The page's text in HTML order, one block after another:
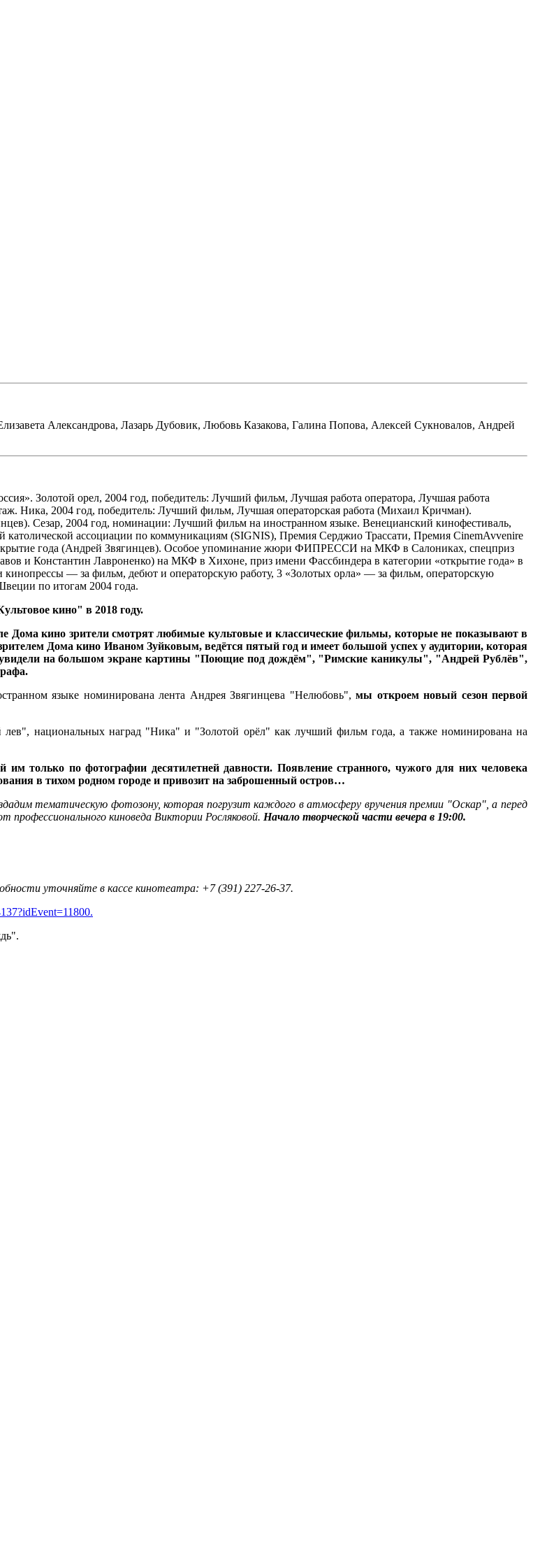
Александрова, Лазарь Дубовик, Любовь Казакова, Галина Попова, Алексей Сукновалов, Андрей
Золотой орел, 2004 год, победитель: Лучший фильм, Лучшая работа оператора, Лучшая работа
Ника, 2004 год, победитель: Лучший фильм, Лучшая операторская работа (Михаил Кричман).
Сезар, 2004 год, номинации: Лучший фильм на иностранном языке. Венецианский кинофестиваль,
ассоциации по коммуникациям (SIGNIS), Премия Серджио Трассати, Премия CinemAvvenire
года (Андрей Звягинцев). Особое упоминание жюри ФИПРЕССИ на МКФ в Салониках, спецприз
и Константин Лавроненко) на МКФ в Хихоне, приз имени Фассбиндера в категории «открытие года» в
— за фильм, дебют и операторскую работу, 3 «Золотых орла» — за фильм, операторскую
по итогам 2004 года.
кино" в 2018 году.
Дома кино зрители смотрят любимые культовые и классические фильмы, которые не показывают в
Дома кино Иваном Зуйковым, ведётся пятый год и имеет большой успех у аудитории, которая
увидели на большом экране картины "Поющие под дождём", "Римские каникулы", "Андрей Рублёв",
языке номинирована лента Андрея Звягинцева "Нелюбовь",мы откроем новый сезон первой
лев", национальных наград "Ника" и "Золотой орёл" как лучший фильм года, а также номинирована на
только по фотографии десятилетней давности. Появление странного, чужого для них человека
в тихом родном городе и привозит на заброшенный остров…
тематическую фотозону, которая погрузит каждого в атмосферу вручения премии "Оскар", а перед
профессионального киноведа Виктории Росляковой. Начало творческой части вечера в 19:00.
уточняйте в кассе кинотеатра: +7 (391) 227-26-37.